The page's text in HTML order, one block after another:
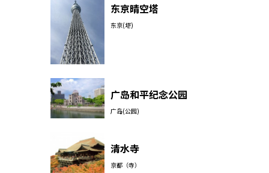
东京晴空塔
东京(塔)
广岛和平纪念公园
广岛(公园)
清水寺
京都（寺）